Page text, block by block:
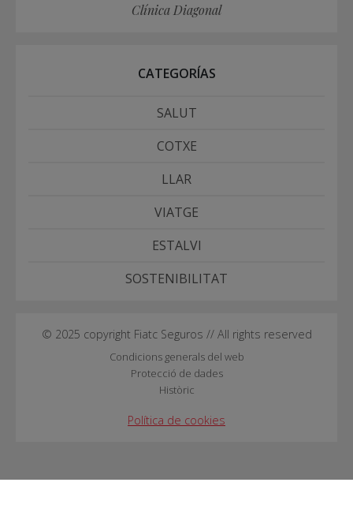
Clínica Diagonal
CATEGORÍAS
SALUT
COTXE
LLAR
VIATGE
ESTALVI
SOSTENIBILITAT
© 2025 copyright Fiatc Seguros // All rights reserved
Condicions generals del web
Protecció de dades
Històric
Política de cookies